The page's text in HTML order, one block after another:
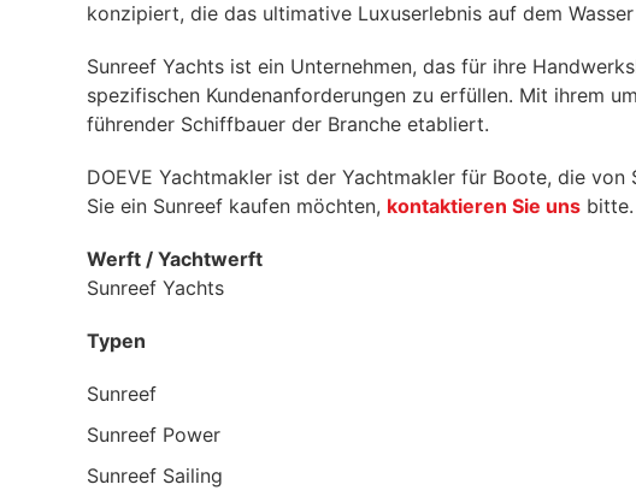
konzipiert, die das ultimative Luxuserlebnis auf dem Wasser
Sunreef Yachts ist ein Unternehmen, das für ihre
spezifischen Kundenanforderungen zu erfüllen. Mit ihrem
führender Schiffbauer der Branche etabliert.
DOEVE Yachtmakler ist der Yachtmakler für Boote, die
Sie ein Sunreef kaufen möchten, kontaktieren Sie uns bitte.
Werft / Yachtwerft
Sunreef Yachts
Typen
Sunreef
Sunreef Power
Sunreef Sailing